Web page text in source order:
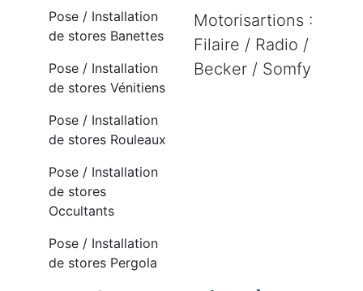
Pose / Installation
de stores Banettes
Pose / Installation
de stores Vénitiens
Pose / Installation
de stores Rouleaux
Pose / Installation
de stores
Occultants
Pose / Installation
de stores Pergola
Motorisartions :
Filaire / Radio /
Becker / Somfy